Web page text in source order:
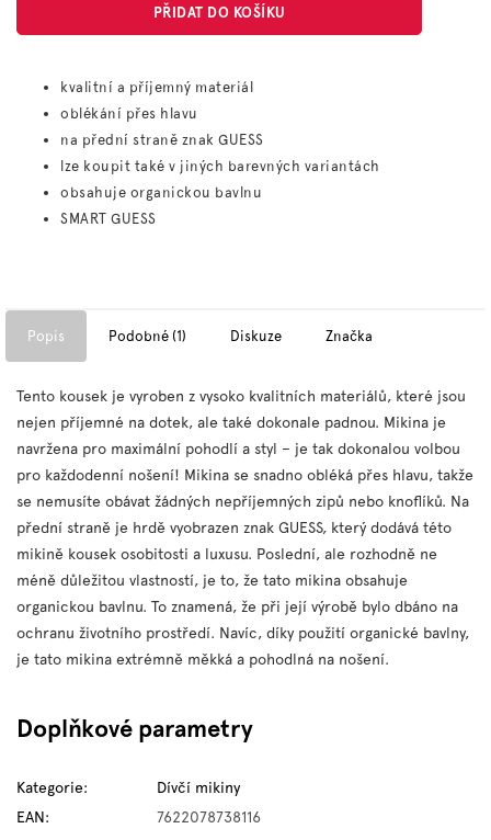
PŘIDAT DO KOŠÍKU
kvalitní a příjemný materiál
oblékání přes hlavu
na přední straně znak GUESS
lze koupit také v jiných barevných variantách
obsahuje organickou bavlnu
SMART GUESS
Popis Podobné (1) Diskuze Značka
Tento kousek je vyroben z vysoko kvalitních materiálů, které jsou
nejen příjemné na dotek, ale také dokonale padnou. Mikina je
navržena pro maximální pohodlí a styl – je tak dokonalou volbou
pro každodenní nošení! Mikina se snadno obléká přes hlavu, takže
se nemusíte obávat žádných nepříjemných zipů nebo knoflíků. Na
přední straně je hrdě vyobrazen znak GUESS, který dodává této
mikině kousek osobitosti a luxusu. Poslední, ale rozhodně ne
méně důležitou vlastností, je to, že tato mikina obsahuje
organickou bavlnu. To znamená, že při její výrobě bylo dbáno na
ochranu životního prostředí. Navíc, díky použití organické bavlny,
je tato mikina extrémně měkká a pohodlná na nošení.
Doplňkové parametry
Kategorie:
Dívčí mikiny
EAN:
7622078738116